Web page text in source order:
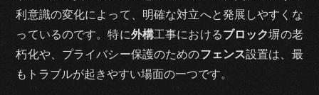
利意識の変化によって、明確な対立へと発展しやすくな
っているのです。特に外構工事におけるブロック塀の老
朽化や、プライバシー保護のためのフェンス設置は、最
もトラブルが起きやすい場面の一つです。